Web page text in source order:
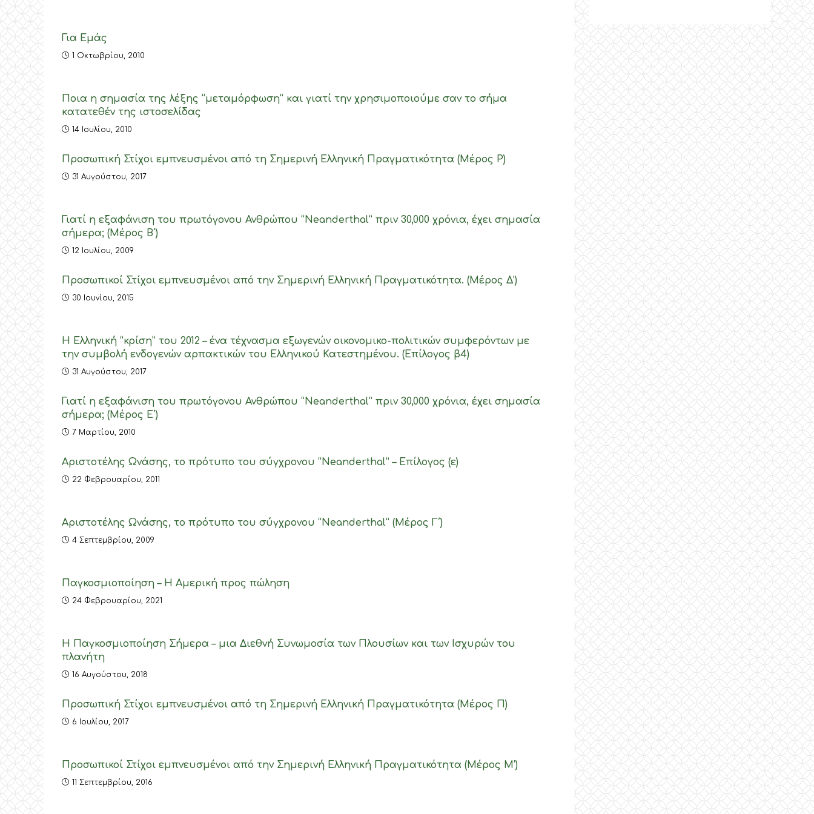
Για Εμάς
1 Οκτωβρίου, 2010
Ποια η σημασία της λέξης “μεταμόρφωση” και γιατί την χρησιμοποιούμε σαν το σήμα
κατατεθέν της ιστοσελίδας
14 Ιουλίου, 2010
Προσωπική Στίχοι εμπνευσμένοι από τη Σημερινή Ελληνική Πραγματικότητα (Μέρος Ρ)
31 Αυγούστου, 2017
Γιατί η εξαφάνιση του πρωτόγονου Ανθρώπου “Neanderthal” πριν 30,000 χρόνια, έχει σημασία
σήμερα; (Μέρος Β΄)
12 Ιουλίου, 2009
Προσωπικοί Στίχοι εμπνευσμένοι από την Σημερινή Ελληνική Πραγματικότητα. (Μέρος Δ’)
30 Ιουνίου, 2015
Η Ελληνική “κρίση” του 2012 – ένα τέχνασμα εξωγενών οικονομικο-πολιτικών συμφερόντων με
την συμβολή ενδογενών αρπακτικών του Ελληνικού Κατεστημένου. (Επίλογος β4)
31 Αυγούστου, 2017
Γιατί η εξαφάνιση του πρωτόγονου Ανθρώπου “Neanderthal” πριν 30,000 χρόνια, έχει σημασία
σήμερα; (Μέρος Ε΄)
7 Μαρτίου, 2010
Αριστοτέλης Ωνάσης, το πρότυπο του σύγχρονου “Neanderthal” – Επίλογος (ε)
22 Φεβρουαρίου, 2011
Αριστοτέλης Ωνάσης, το πρότυπο του σύγχρονου “Neanderthal” (Μέρος Γ΄)
4 Σεπτεμβρίου, 2009
Παγκοσμιοποίηση – Η Αμερική προς πώληση
24 Φεβρουαρίου, 2021
Η Παγκοσμιοποίηση Σήμερα – μια Διεθνή Συνωμοσία των Πλουσίων και των Ισχυρών του
πλανήτη
16 Αυγούστου, 2018
Προσωπική Στίχοι εμπνευσμένοι από τη Σημερινή Ελληνική Πραγματικότητα (Μέρος Π)
6 Ιουλίου, 2017
Προσωπικοί Στίχοι εμπνευσμένοι από την Σημερινή Ελληνική Πραγματικότητα (Μέρος M’)
11 Σεπτεμβρίου, 2016